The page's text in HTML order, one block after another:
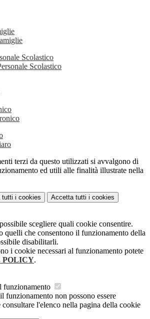
Scolastico
terzi da questo utilizzati si avvalgono di
ed utili alle finalità illustrate nella
tutti i cookies Accetta tutti i cookies
scegliere quali cookie consentire.
quelli che consentono il funzionamento della
disabilitarli.
i cookie necessari al funzionamento potete
POLICY.
funzionamento
funzionamento non possono essere
l'elenco nella pagina della cookie